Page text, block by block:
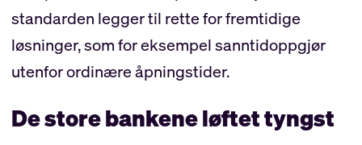
standarden legger til rette for fremtidige
løsninger, som for eksempel sanntidoppgjør
utenfor ordinære åpningstider.
De store bankene løftet tyngst